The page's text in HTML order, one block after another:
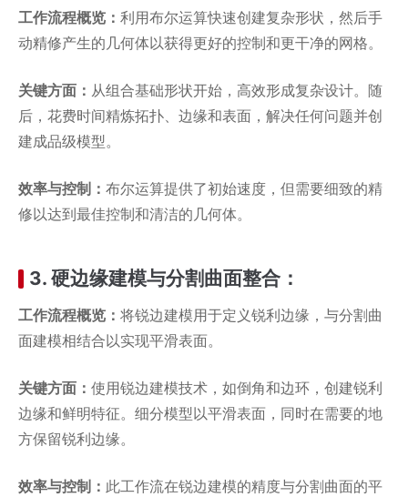
工作流程概览： 利用布尔运算快速创建复杂形状，然后手
动精修产生的几何体以获得更好的控制和更干净的网格。
关键方面： 从组合基础形状开始，高效形成复杂设计。随
后，花费时间精炼拓扑、边缘和表面，解决任何问题并创
建成品级模型。
效率与控制： 布尔运算提供了初始速度，但需要细致的精
修以达到最佳控制和清洁的几何体。
3. 硬边缘建模与分割曲面整合：
工作流程概览： 将锐边建模用于定义锐利边缘，与分割曲
面建模相结合以实现平滑表面。
关键方面： 使用锐边建模技术，如倒角和边环，创建锐利
边缘和鲜明特征。细分模型以平滑表面，同时在需要的地
方保留锐利边缘。
效率与控制： 此工作流在锐边建模的精度与分割曲面的平